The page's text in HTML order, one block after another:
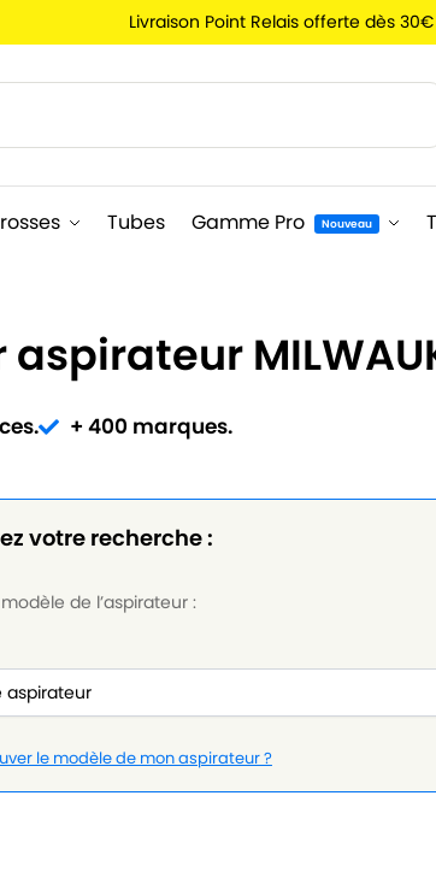
Livraison Point Relais offerte dès
Tubes Gamme Pro Nouveau
+ 400 marques.
votre recherche :
de l’aspirateur :
le modèle de mon aspirateur ?